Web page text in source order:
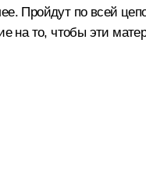
Пройдут по всей
на то, чтобы эти